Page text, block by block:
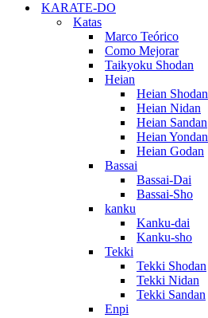
KARATE-DO
Katas
Marco Teórico
Como Mejorar
Taikyoku Shodan
Heian
Heian Shodan
Heian Nidan
Heian Sandan
Heian Yondan
Heian Godan
Bassai
Bassai-Dai
Bassai-Sho
kanku
Kanku-dai
Kanku-sho
Tekki
Tekki Shodan
Tekki Nidan
Tekki Sandan
Enpi